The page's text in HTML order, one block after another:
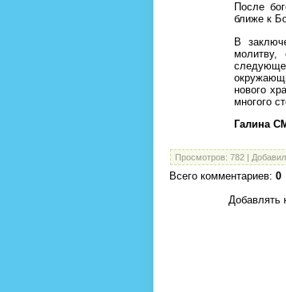
После
ближе к
В
нового
многого
Галина
Просмотров: 782 Добавил
Всего комментариев: 0
Добавлять